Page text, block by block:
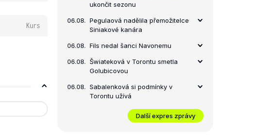
Kurs
ukončit sezonu
06.08. Pegulaová nadělila přemožitelce
Siniakové kanára
06.08. Fils nedal šanci Navonemu
06.08. Šwiateková v Torontu smetla
Golubicovou
06.08. Sabalenková si podmínky v
Torontu užívá
Další expres zprávy